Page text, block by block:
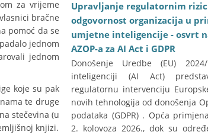
za vrijeme
bračne
pomoć da se
jednom
jednom
koje su pak
te druge
stečevina (u
knjizi.
Upravljanje regulatornim
odgovornost organizacija u
umjetne inteligencije - osvrt
AZOP-a za AI Act i GDPR
Donošenje Uredbe (EU)
inteligenciji (AI Act)
regulatornu intervenciju
novih tehnologija od donošenja
podataka (GDPR) . Opća
2. kolovoza 2026., dok su